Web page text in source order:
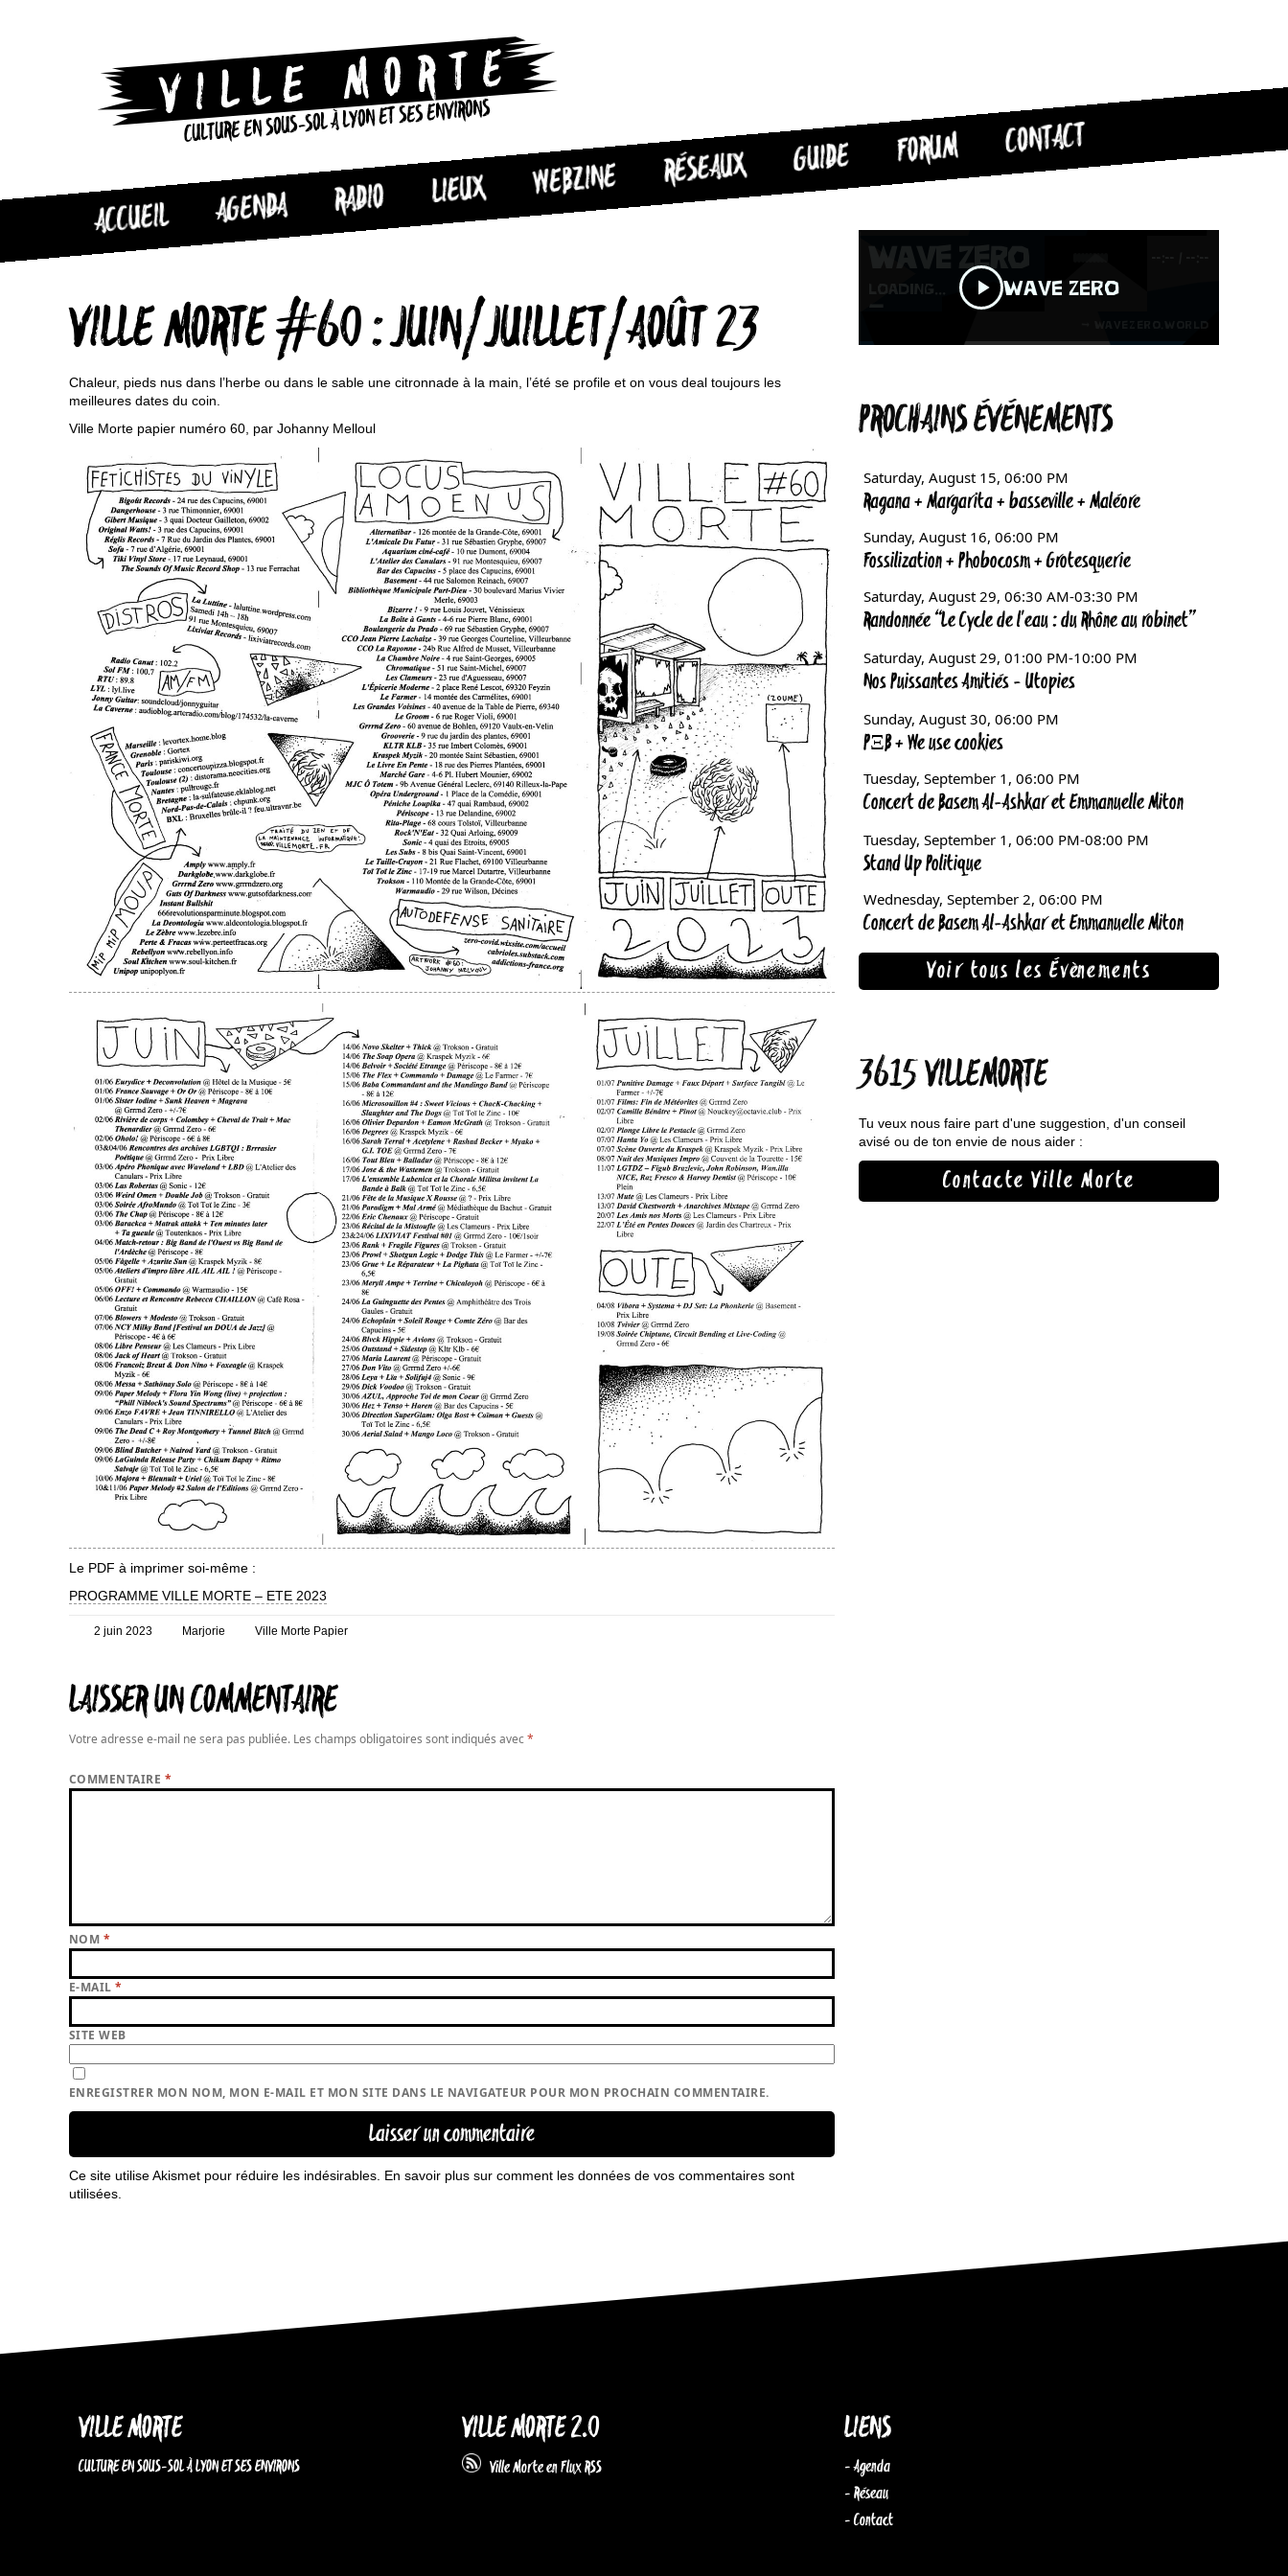
CULTURE EN SOUS-SOL À LYON ET SES ENVIRONS
ACCUEIL AGENDA RADIO LIEUX WEBZINE RÉSEAUX GUIDE FORUM CONTACT
VILLE MORTE #60 : JUIN/JUILLET/AOÛT 23
Chaleur, pieds nus dans l’herbe ou dans le sable une citronnade à la main, l’été se profile et on vous deal toujours les
meilleures dates du coin.
Ville Morte papier numéro 60, par Johanny Melloul
Le PDF à imprimer soi-même :
PROGRAMME VILLE MORTE – ETE 2023
Posté
2 juin 2023 Auteur
Marjorie Catégories
Ville Morte Papier
LAISSER UN COMMENTAIRE
Votre adresse e-mail ne sera pas publiée. Les champs obligatoires sont indiqués avec*
COMMENTAIRE *
NOM *
E-MAIL*
SITE WEB
ENREGISTRER MON NOM, MON E-MAIL ET MON SITE DANS LE NAVIGATEUR POUR MON PROCHAIN COMMENTAIRE.
Ce site utilise Akismet pour réduire les indésirables. En savoir plus sur comment les données de vos commentaires sont
utilisées
PROCHAINS ÉVÉNEMENTS
Voir tous les Évènements
3615 VILLEMORTE
Tu veux nous faire part d'une suggestion, d'un conseil
avisé ou de ton envie de nous aider :
Contacte Ville Morte
VILLE MORTE
CULTURE EN SOUS-SOL À LYON ET SES ENVIRONS
VILLE MORTE 2.0
Ville Morte en Flux RSS
LIENS
- Agenda
- Réseau
- Contact